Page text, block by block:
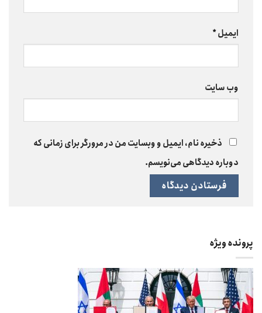
ایمیل*
وب‌ سایت
ذخیره نام، ایمیل و وبسایت من در مرورگر برای زمانی که
دوباره دیدگاهی می‌نویسم.
پرونده ویژه